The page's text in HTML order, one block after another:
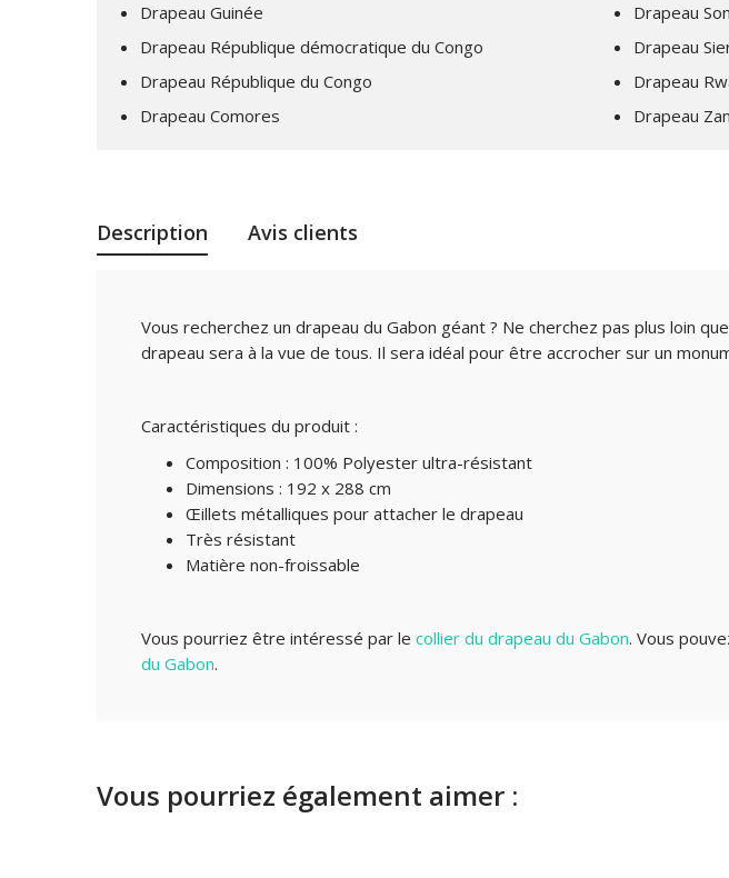
Drapeau Guinée
Drapeau République démocratique du Congo
Drapeau République du Congo
Drapeau Comores
Drapeau
Drapeau
Drapeau
Drapeau
Description Avis clients
Vous recherchez un drapeau du Gabon géant ? Ne cherchez pas plus loin
drapeau sera à la vue de tous. Il sera idéal pour être accrocher sur un
Caractéristiques du produit :
Composition : 100% Polyester ultra-résistant
Dimensions : 192 x 288 cm
Œillets métalliques pour attacher le drapeau
Très résistant
Matière non-froissable
Vous pourriez être intéressé par le collier du drapeau du Gabon. Vous
du Gabon.
Vous pourriez également aimer :